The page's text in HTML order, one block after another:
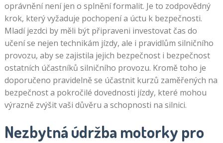
oprávnění není jen o splnění formalit. Je to zodpovědný
krok, který vyžaduje pochopení a úctu k bezpečnosti.
Mladí jezdci by měli být připraveni investovat čas do
učení se nejen technikám jízdy, ale i pravidlům silničního
provozu, aby se zajistila jejich bezpečnost i bezpečnost
ostatních účastníků silničního provozu. Kromě toho je
doporučeno pravidelně se účastnit kurzů zaměřených na
bezpečnost a pokročilé dovednosti jízdy, které mohou
výrazně zvýšit vaši důvěru a schopnosti na silnici.
Nezbytná údržba motorky pro